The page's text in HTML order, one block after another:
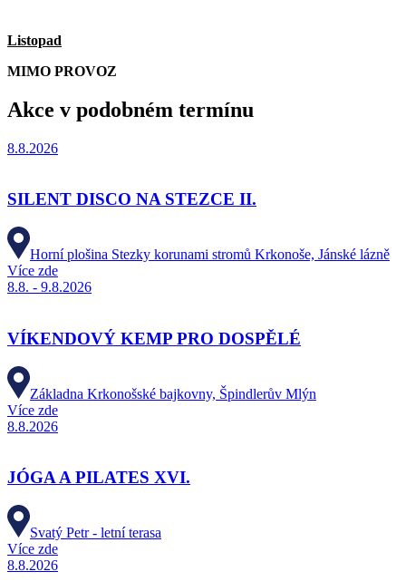
Listopad
MIMO PROVOZ
Akce v podobném termínu
8.8.2026
SILENT DISCO NA STEZCE II.
Horní plošina Stezky korunami stromů Krkonoše, Jánské lázně
Více zde
8.8. - 9.8.2026
VÍKENDOVÝ KEMP PRO DOSPĚLÉ
Základna Krkonošské bajkovny, Špindlerův Mlýn
Více zde
8.8.2026
JÓGA A PILATES XVI.
Svatý Petr - letní terasa
Více zde
8.8.2026